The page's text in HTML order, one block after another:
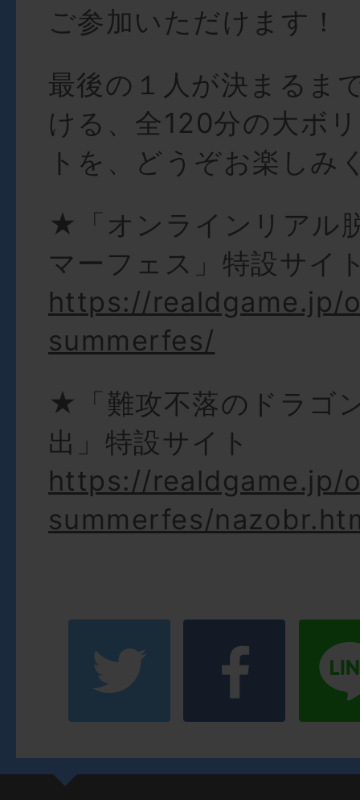
ご参加いただけます！
最後の１人が決まるま
ける、全120分の大ボ
トを、どうぞお楽しみ
★「オンラインリアル
マーフェス」特設サイ
https://realdgame.jp/
summerfes/
★「難攻不落のドラゴ
出」特設サイト
https://realdgame.jp/
summerfes/